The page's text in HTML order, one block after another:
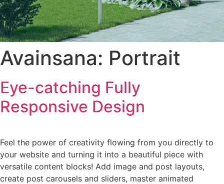
Avainsana: Portrait
Eye-catching Fully
Responsive Design
Feel the power of creativity flowing from you directly to
your website and turning it into a beautiful piece with
versatile content blocks! Add image and post layouts,
create post carousels and sliders, master animated